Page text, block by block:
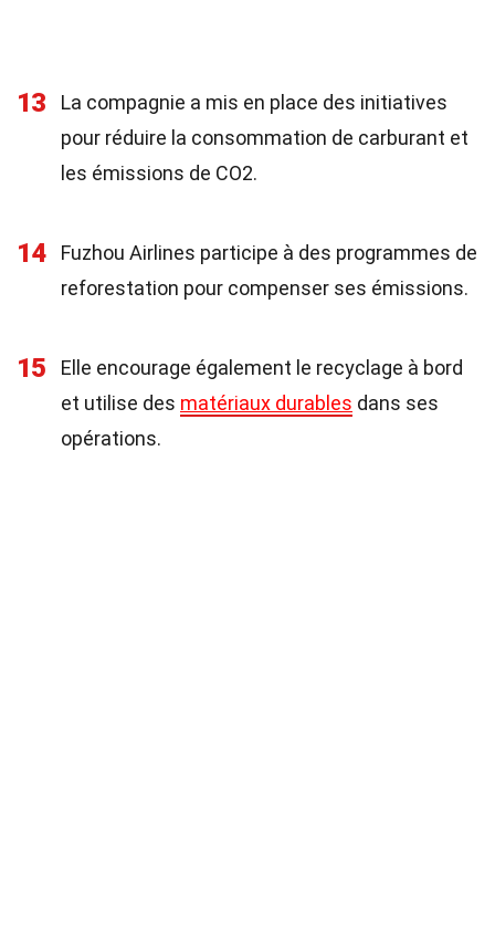
13
La compagnie a mis en place des initiatives
pour réduire la consommation de carburant et
les émissions de CO2.
14
Fuzhou Airlines participe à des programmes de
reforestation pour compenser ses émissions.
15
Elle encourage également le recyclage à bord
et utilise des matériaux durables dans ses
opérations.